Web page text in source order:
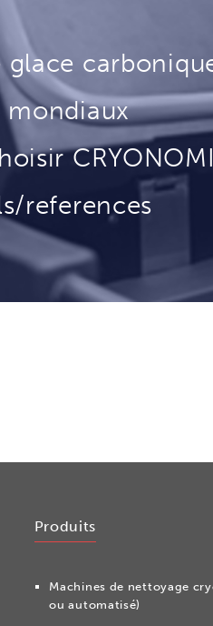
glace
mondiaux
references
Produits
Machines de nettoyage
ou automatisé)